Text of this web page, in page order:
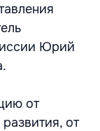
Юрий
от
от